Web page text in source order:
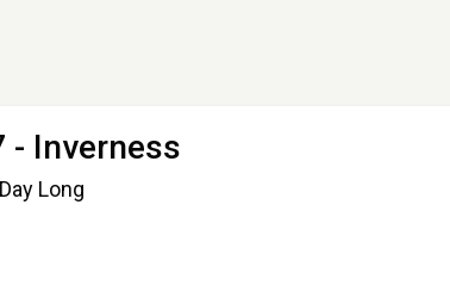
- Inverness
Long